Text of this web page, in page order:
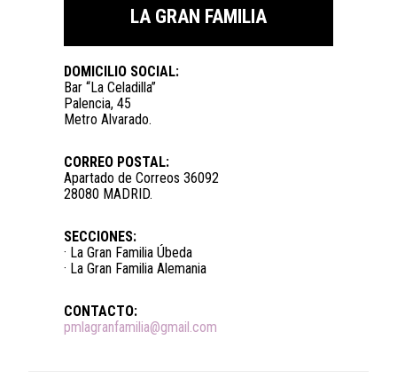
LA GRAN FAMILIA
DOMICILIO SOCIAL:
Bar “La Celadilla”
Palencia, 45
Metro Alvarado.
CORREO POSTAL:
Apartado de Correos 36092
28080 MADRID.
SECCIONES:
· La Gran Familia Úbeda
· La Gran Familia Alemania
CONTACTO:
pmlagranfamilia@gmail.com